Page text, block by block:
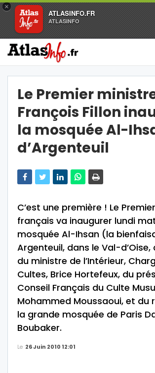
×
ATLASINFO.FR
ATLASINFO
Le Premier
François Fillon
la mosquée Al-
d’Argenteuil
C’est une première ! Le
français va inaugurer lundi
mosquée Al-Ihsan (la
Argenteuil, dans le Val-
du ministre de l’Intérieur,
Cultes, Brice Hortefeux, du
Conseil Français du Culte
Mohammed Moussaoui, et du
la grande mosquée de Paris
Boubaker.
Le 26 Juin 2010 12:01